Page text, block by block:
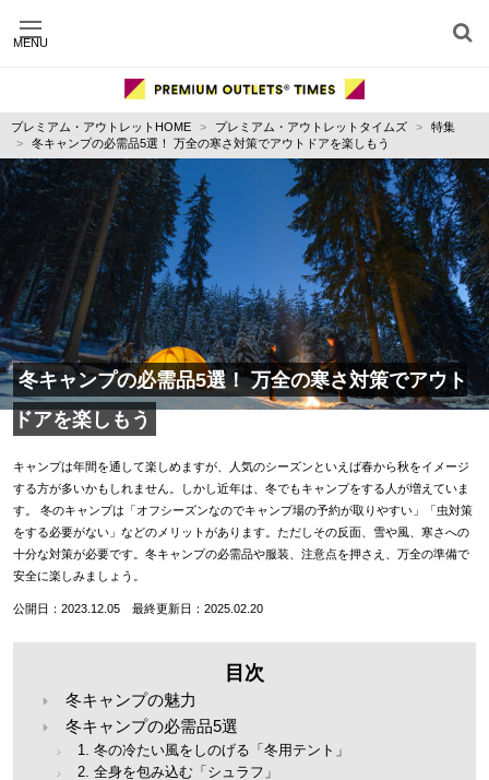
MENU
施設別に記事を探す
運営会社
利用規約
プライバシーポリシー
お問い合わせ
プレミアム・アウトレットHOME プレミアム・アウトレットタイムズ
特集
冬キャンプの必需品5選！ 万全の寒さ対策でアウトドアを楽しもう
冬キャンプの必需品5選！ 万全の寒さ対策でアウト
ドアを楽しもう
キャンプは年間を通して楽しめますが、人気のシーズンといえば春から秋をイメージ
する方が多いかもしれません。しかし近年は、冬でもキャンプをする人が増えていま
す。 冬のキャンプは「オフシーズンなのでキャンプ場の予約が取りやすい」「虫対策
をする必要がない」などのメリットがあります。ただしその反面、雪や風、寒さへの
十分な対策が必要です。冬キャンプの必需品や服装、注意点を押さえ、万全の準備で
安全に楽しみましょう。
公開日：2023.12.05 最終更新日：2025.02.20
目次
冬キャンプの魅力
冬キャンプの必需品5選
1. 冬の冷たい風をしのげる「冬用テント」
2. 全身を包み込む「シュラフ」